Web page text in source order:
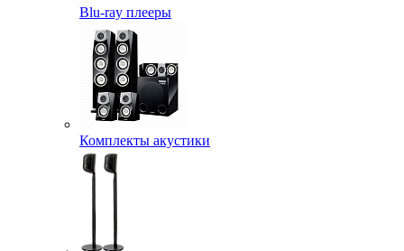
Blu-ray плееры
Комплекты акустики